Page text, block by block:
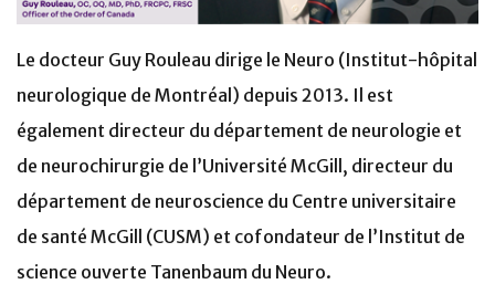
Le docteur Guy Rouleau dirige le Neuro (Institut-hôpital
neurologique de Montréal) depuis 2013. Il est
également directeur du département de neurologie et
de neurochirurgie de l’Université McGill, directeur du
département de neuroscience du Centre universitaire
de santé McGill (CUSM) et cofondateur de l’Institut de
science ouverte Tanenbaum du Neuro.